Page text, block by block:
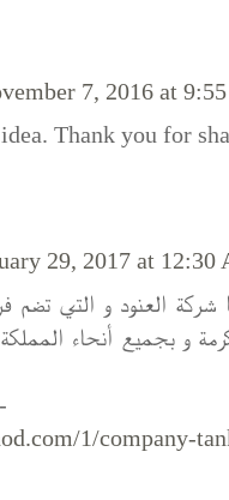
7, 2016 at
Thank you for
29, 2017 at 12:30
شركة العنود و التي
و بجميع أنحاء
1/company-